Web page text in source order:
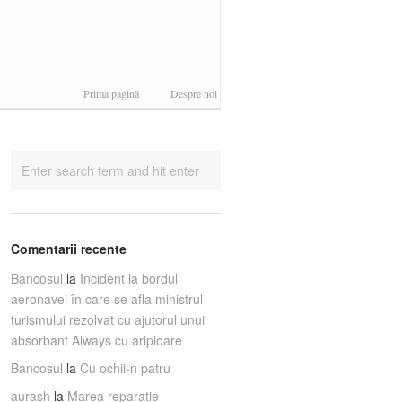
Prima pagină Despre noi
Comentarii recente
Bancosul la Incident la bordul
aeronavei în care se afla ministrul
turismului rezolvat cu ajutorul unui
absorbant Always cu aripioare
Bancosul la Cu ochii-n patru
aurash la Marea reparaţie